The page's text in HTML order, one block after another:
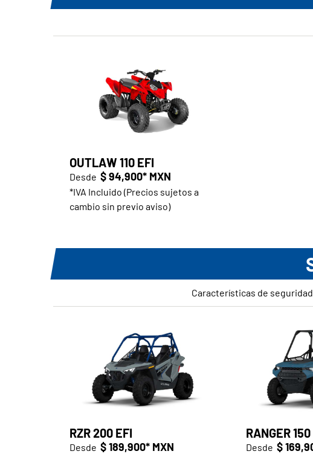
OUTLAW 110 EFI
Desde $ 94,900* MXN
*IVA Incluido (Precios sujetos a
cambio sin previo aviso)
Características de
RZR 200 EFI
Desde $ 189,900* MXN
RANGER
Desde $